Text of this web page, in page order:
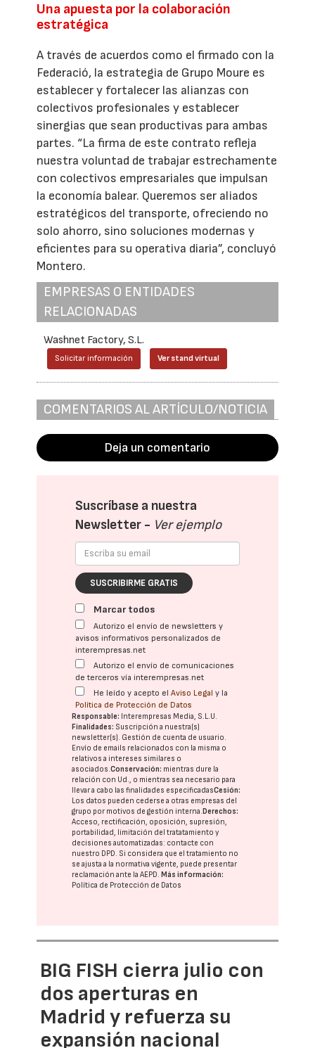
Una apuesta por la colaboración
estratégica
A través de acuerdos como el firmado con la
Federació, la estrategia de Grupo Moure es
establecer y fortalecer las alianzas con
colectivos profesionales y establecer
sinergias que sean productivas para ambas
partes. “La firma de este contrato refleja
nuestra voluntad de trabajar estrechamente
con colectivos empresariales que impulsan
la economía balear. Queremos ser aliados
estratégicos del transporte, ofreciendo no
solo ahorro, sino soluciones modernas y
eficientes para su operativa diaria”, concluyó
Montero.
EMPRESAS O ENTIDADES
RELACIONADAS
Washnet Factory, S.L.
Solicitar información Ver stand virtual
COMENTARIOS AL ARTÍCULO/NOTICIA
Deja un comentario
Suscríbase a nuestra
Newsletter - Ver ejemplo
SUSCRIBIRME GRATIS
Marcar todos
Autorizo el envío de newsletters y
avisos informativos personalizados de
interempresas.net
Autorizo el envío de comunicaciones
de terceros vía interempresas.net
He leído y acepto elAviso Legal y la
Política de Protección de Datos
Responsable: Interempresas Media, S.L.U.
Finalidades: Suscripción a nuestra(s)
newsletter(s). Gestión de cuenta de usuario.
Envío de emails relacionados con la misma o
relativos a intereses similares o
asociados.Conservación: mientras dure la
relación con Ud., o mientras sea necesario para
llevar a cabo las finalidades especificadasCesión:
Los datos pueden cederse a otras empresas del
grupo por motivos de gestión interna.Derechos:
Acceso, rectificación, oposición, supresión,
portabilidad, limitación del tratatamiento y
decisiones automatizadas: contacte con
nuestro DPD. Si considera que el tratamiento no
se ajusta a la normativa vigente, puede presentar
reclamación ante laAEPD.Más información:
Política de Protección de Datos
BIG FISH cierra julio con
dos aperturas en
Madrid y refuerza su
expansión nacional